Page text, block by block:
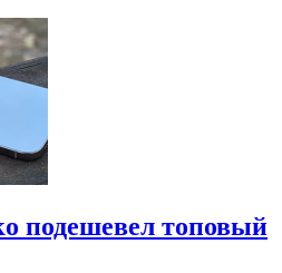
подешевел топовый